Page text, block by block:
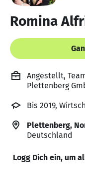
Romina
Angestellt,
Plettenberg
Bis 2019,
Plettenberg,
Deutschland
Logg Dich ein, um